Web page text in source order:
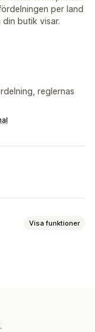
per land
butik visar.
reglernas
Visa funktioner